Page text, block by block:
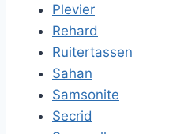
Plevier
Rehard
Ruitertassen
Sahan
Samsonite
Secrid